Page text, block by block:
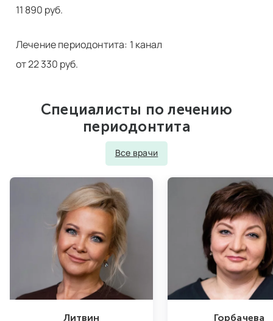
11 890 руб.
Лечение периодонтита: 1 канал
от 22 330 руб.
Специалисты по лечению
периодонтита
Все врачи
Литвин
Горбачева